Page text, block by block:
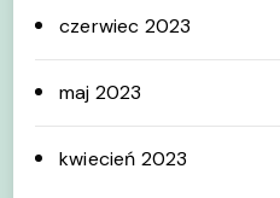
czerwiec 2023
maj 2023
kwiecień 2023